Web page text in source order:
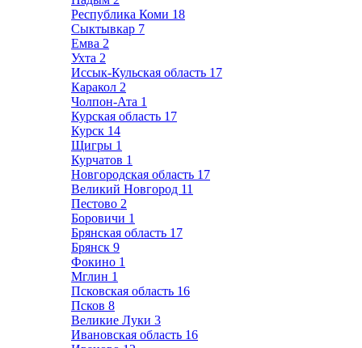
Республика Коми 18
Сыктывкар 7
Емва 2
Ухта 2
Иссык-Кульская область 17
Каракол 2
Чолпон-Ата 1
Курская область 17
Курск 14
Щигры 1
Курчатов 1
Новгородская область 17
Великий Новгород 11
Пестово 2
Боровичи 1
Брянская область 17
Брянск 9
Фокино 1
Мглин 1
Псковская область 16
Псков 8
Великие Луки 3
Ивановская область 16